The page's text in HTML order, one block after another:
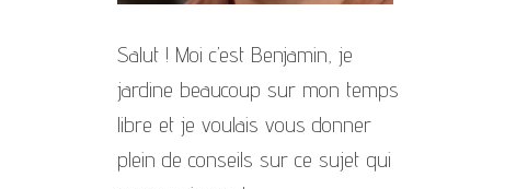
Salut ! Moi c’est Benjamin, je
jardine beaucoup sur mon temps
libre et je voulais vous donner
plein de conseils sur ce sujet qui